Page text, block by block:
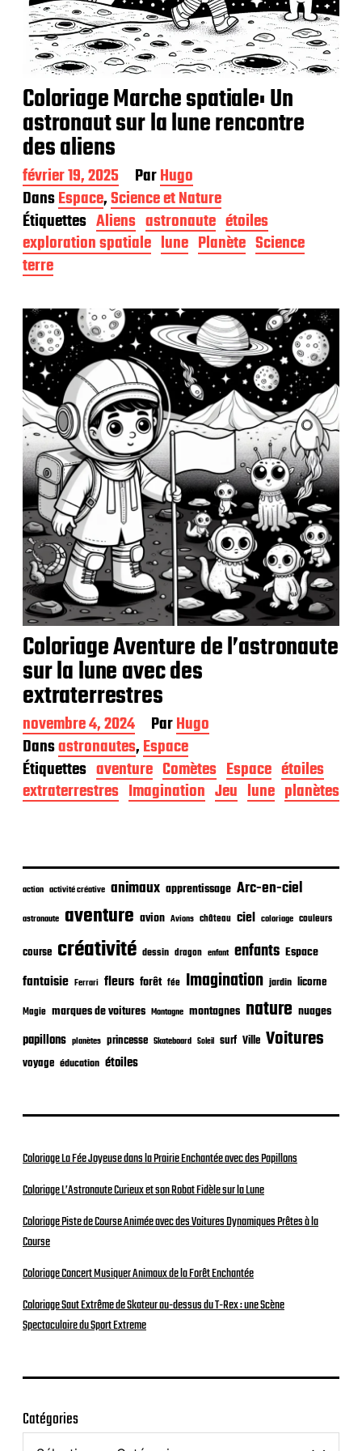
Coloriage Marche spatiale: Un
astronaut sur la lune rencontre
des aliens
D
a
t
e
d
e
p
b
l
c
a
t
i
o
n
février 19, 2025 ParHugo
DansEspace,Science et Nature
Étiquettes Aliens astronaute étoiles
exploration spatiale lune Planète Science
terre
Coloriage Aventure de l’astronaute
sur la lune avec des
extraterrestres
D
a
t
e
d
e
l
i
a
i
n
novembre 4, 2024 ParHugo
Dansastronautes,Espace
Étiquettes aventure Comètes Espace étoiles
extraterrestres Imagination Jeu lune planètes
action activité créative animaux apprentissage Arc-en-ciel
astronaute aventure avion Avions château ciel coloriage couleurs
course créativité dessin dragon enfant enfants Espace
fantaisie Ferrari fleurs forêt fée Imagination jardin licorne
Magie marques de voitures Montagne montagnes nature nuages
papillons planètes princesse Skateboard Soleil surf Ville Voitures
voyage éducation étoiles
Coloriage La Fée Joyeuse dans la Prairie Enchantée avec des Papillons
Coloriage L’Astronaute Curieux et son Robot Fidèle sur la Lune
Coloriage Piste de Course Animée avec des Voitures Dynamiques Prêtes à la
Course
Coloriage Concert Musiquer Animaux de la Forêt Enchantée
Coloriage Saut Extrême de Skateur au-dessus du T-Rex : une Scène
Spectaculaire du Sport Extreme
Catégories